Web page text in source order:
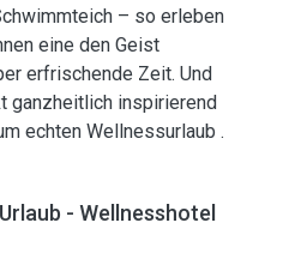
– so erleben
eine den Geist
erfrischende Zeit. Und
ganzheitlich inspirierend
echten Wellnessurlaub .
- Wellnesshotel